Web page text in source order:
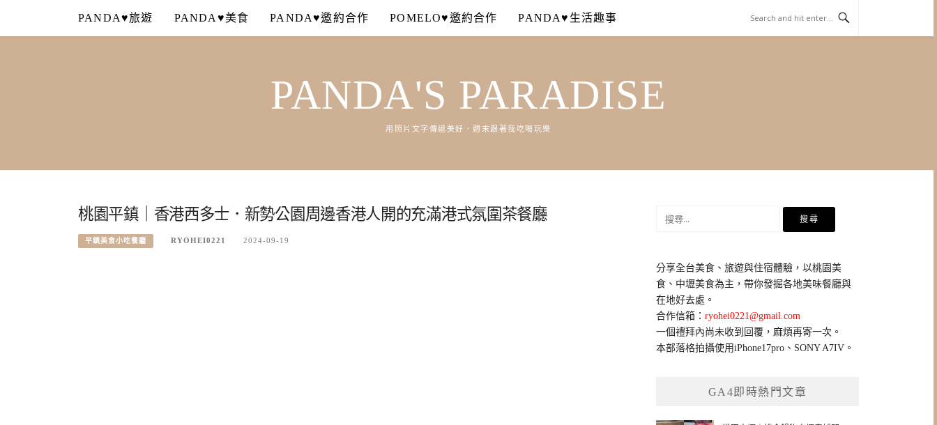
content
PANDA♥旅遊 PANDA♥美食 PANDA♥邀約合作 POMELO♥邀約合作 PANDA♥生活趣事
PANDA'S PARADISE
用照片文字傳遞美好．週末跟著我吃喝玩樂
桃園平鎮｜香港西多士．新勢公園周邊香港人開的充滿港式氛圍茶餐廳
平鎮美食小吃餐廳 RYOHEI0221 2024-09-19
鍵
字:
分享全台美食、旅遊與住宿體驗，以桃園美
食、中壢美食為主，帶你發掘各地美味餐廳與
在地好去處。
合作信箱：ryohei0221@gmail.com
一個禮拜內尚未收到回覆，麻煩再寄一次。
本部落格拍攝使用iPhone17pro、SONY A7IV。
GA4即時熱門文章